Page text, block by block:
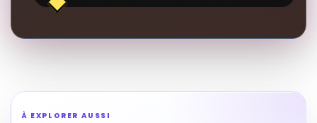
À EXPLORER AUSSI